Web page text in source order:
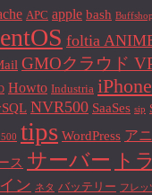
APC apple bash Buffshop
foltia
GMOクラウド
Howto Industria iPhone
NVR500 SaaSes sip
tips WordPress ア
ス サーバー ト
ン ネタ バッテリー フレッ